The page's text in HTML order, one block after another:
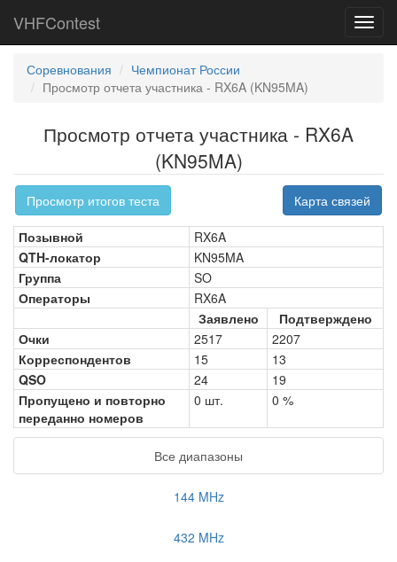
VHFContest
Соревнования
Чемпионат России
Просмотр отчета участника - RX6A (KN95MA)
Просмотр отчета участника - RX6A
(KN95MA)
Просмотр итогов теста Карта связей
Позывной
RX6A
QTH-локатор
KN95MA
Группа
SO
Операторы
RX6A
Заявлено
Подтверждено
Очки
2517
2207
Корреспондентов
15
13
QSO
24
19
Пропущено и повторно
переданно номеров
0 шт. 0 %
Все диапазоны
144 MHz
432 MHz